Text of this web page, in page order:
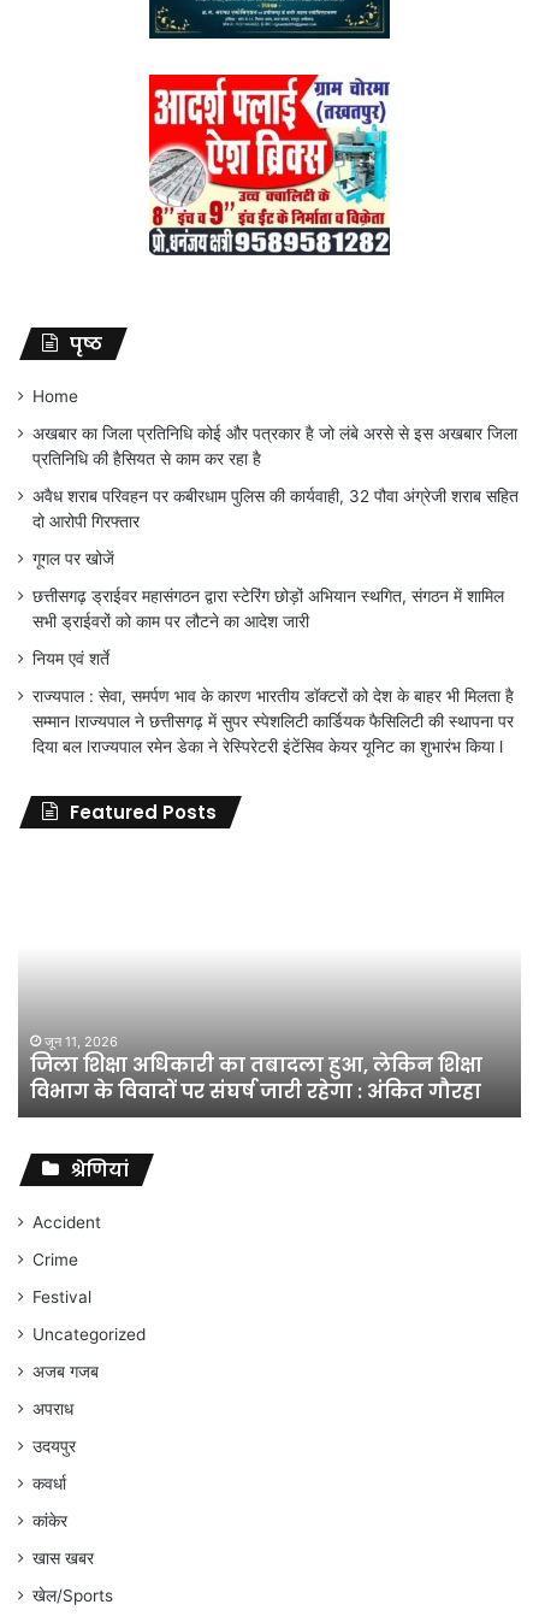
पृष्ठ
Home
अखबार का जिला प्रतिनिधि कोई और पत्रकार है जो लंबे अरसे से इस अखबार जिला
प्रतिनिधि की हैसियत से काम कर रहा है
अवैध शराब परिवहन पर कबीरधाम पुलिस की कार्यवाही, 32 पौवा अंग्रेजी शराब सहित
दो आरोपी गिरफ्तार
गूगल पर खोजें
छत्तीसगढ़ ड्राईवर महासंगठन द्वारा स्टेरिंग छोड़ों अभियान स्थगित, संगठन में शामिल
सभी ड्राईवरों को काम पर लौटने का आदेश जारी
नियम एवं शर्ते
राज्यपाल : सेवा, समर्पण भाव के कारण भारतीय डॉक्टरों को देश के बाहर भी मिलता है
सम्मान lराज्यपाल ने छत्तीसगढ़ में सुपर स्पेशलिटी कार्डियक फैसिलिटी की स्थापना पर
दिया बल lराज्यपाल रमेन डेका ने रेस्पिरेटरी इंटेंसिव केयर यूनिट का शुभारंभ किया l
Featured Posts
शिक्षा
विभाग
विवादों
संघर्ष
जारी
रहेगा
अंकित
गौरहा
जून 11, 2026
जिला शिक्षा अधिकारी का तबादला हुआ, लेकिन शिक्षा
विभाग के विवादों पर संघर्ष जारी रहेगा : अंकित गौरहा
श्रेणियां
Accident
Crime
Festival
Uncategorized
अजब गजब
अपराध
उदयपुर
कवर्धा
कांकेर
खास खबर
खेल/Sports